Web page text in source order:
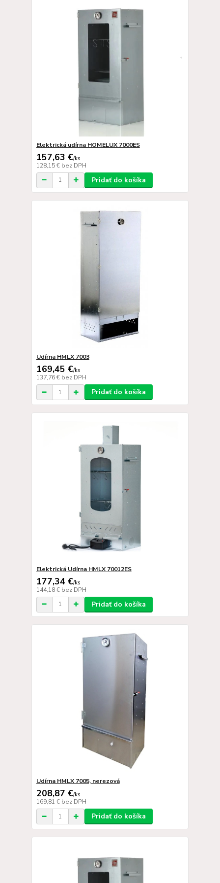
Elektrická udírna HOMELUX 7000ES
157,63 €/ks
128,15 € bez DPH
Pridať do košíka
Udírna HMLX 7003
169,45 €/ks
137,76 € bez DPH
Pridať do košíka
Elektrická Udírna HMLX 70012ES
177,34 €/ks
144,18 € bez DPH
Pridať do košíka
Udírna HMLX 7005, nerezová
208,87 €/ks
169,81 € bez DPH
Pridať do košíka